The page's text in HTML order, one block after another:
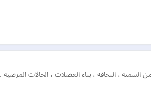
، النحافه ، بناء العضلات ، الحالات المرضية .